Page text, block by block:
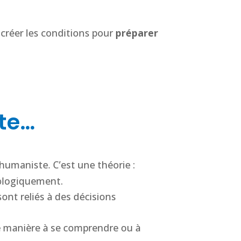
les conditions pour préparer
C’est une théorie :
reliés à des décisions
à se comprendre ou à